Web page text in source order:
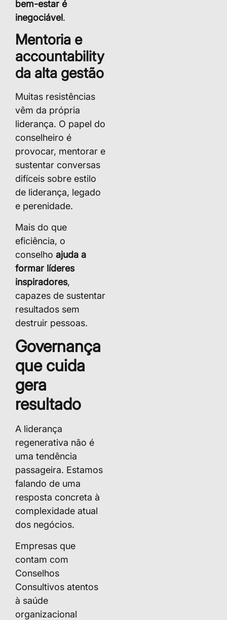
bem-estar é
inegociável.
Mentoria e
accountability
da alta gestão
Muitas resistências
vêm da própria
liderança. O papel do
conselheiro é
provocar, mentorar e
sustentar conversas
difíceis sobre estilo
de liderança, legado
e perenidade.
Mais do que
eficiência, o
conselho ajuda a
formar líderes
inspiradores,
capazes de sustentar
resultados sem
destruir pessoas.
Governança
que cuida
gera
resultado
A liderança
regenerativa não é
uma tendência
passageira. Estamos
falando de uma
resposta concreta à
complexidade atual
dos negócios.
Empresas que
contam com
Conselhos
Consultivos atentos
à saúde
organizacional